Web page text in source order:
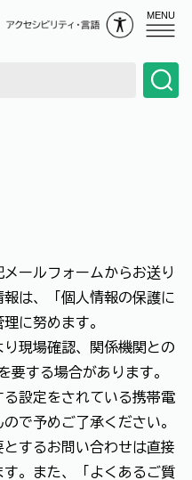
MENU
ールフォームからお送り
は、「個人情報の保護に
に努めます。
現場確認、関係機関との
要する場合があります。
設定をされている携帯電
で予めご了承ください。
するお問い合わせは直接
。また、「よくあるご質